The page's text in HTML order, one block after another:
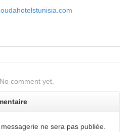
No comment yet.
ne sera pas publiée.